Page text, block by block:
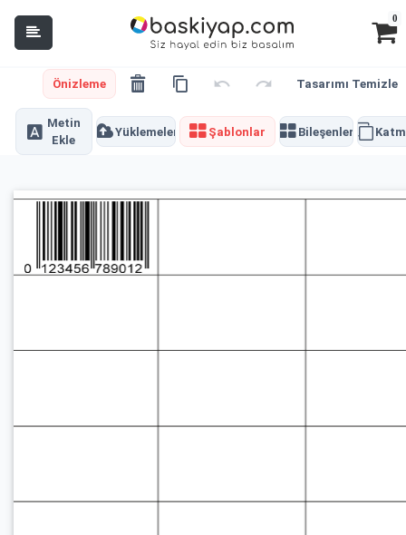
0
Önizleme Tasarımı Temizle
Metin
Ekle
Yüklemeler Şablonlar Bileşenler